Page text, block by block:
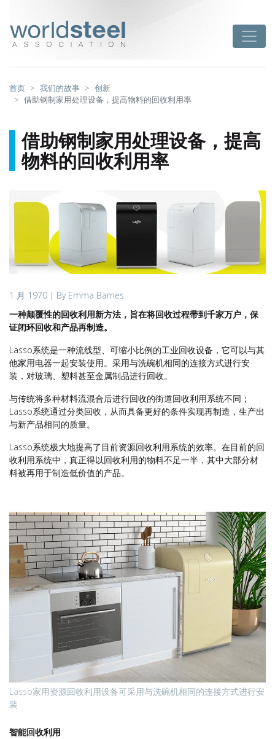
首页 我们的故事
创新
借助钢制家用处理设备，提高物料的回收利用率
借助钢制家用处理设备，提高
物料的回收利用率
1 月 1970 | By Emma Barnes
一种颠覆性的回收利用新方法，旨在将回收过程带到千家万户，保
证闭环回收和产品再制造。
Lasso系统是一种流线型、可缩小比例的工业回收设备，它可以与其
他家用电器一起安装使用。采用与洗碗机相同的连接方式进行安
装，对玻璃、塑料甚至金属制品进行回收。
与传统将多种材料流混合后进行回收的街道回收利用系统不同；
Lasso系统通过分类回收，从而具备更好的条件实现再制造，生产出
与新产品相同的质量。
Lasso系统极大地提高了目前资源回收利用系统的效率。在目前的回
收利用系统中，真正得以回收利用的物料不足一半，其中大部分材
料被再用于制造低价值的产品。
Lasso家用资源回收利用设备可采用与洗碗机相同的连接方式进行安
装
智能回收利用